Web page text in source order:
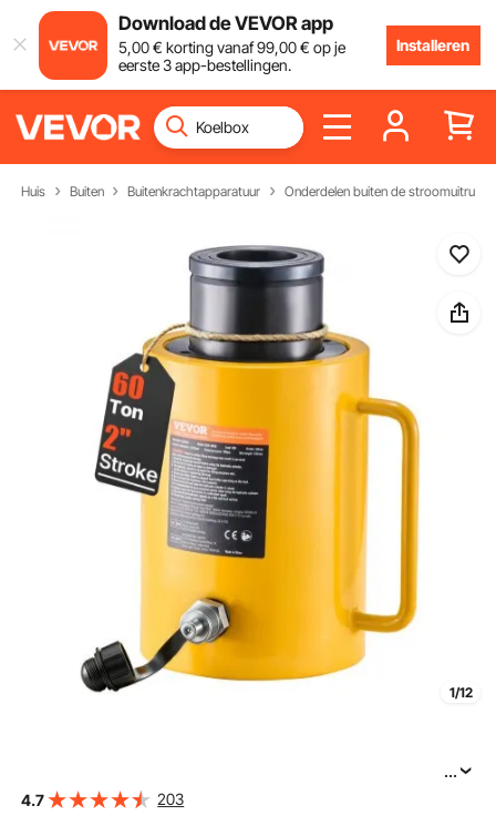
Download de VEVOR app
5,00€ korting vanaf99,00€ op je
eerste 3 app-bestellingen.
Installeren
Huis Buiten Buitenkrachtapparatuur Onderdelen buiten de
1/12
VEVOR hydraulische cilinderkrik 60 t met 50 mm slag.
...
4.7 203